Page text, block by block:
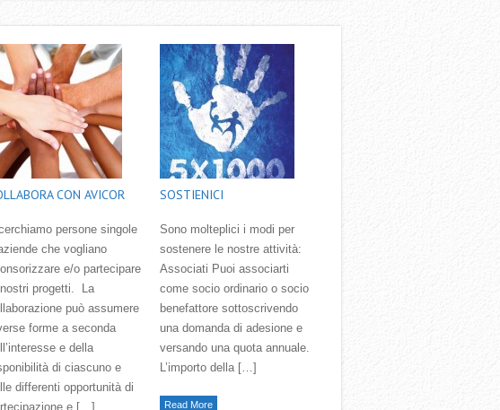
CON AVICOR
persone singole
che vogliano
e/o partecipare
progetti. La
può assumere
forme a seconda
e della
di ciascuno e
differenti opportunità di
e […]
SOSTIENICI
Sono molteplici i modi per
sostenere le nostre attività:
Associati Puoi associarti
come socio ordinario o socio
benefattore sottoscrivendo
una domanda di adesione e
versando una quota annuale.
L’importo della […]
Read More